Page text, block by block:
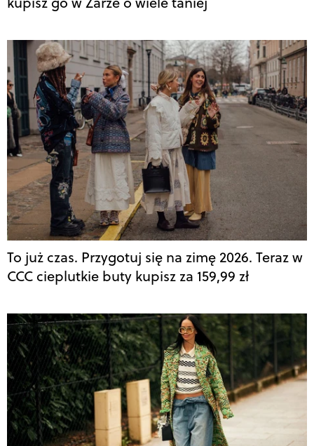
To już czas. Przygotuj się na zimę 2026. Teraz w
CCC cieplutkie buty kupisz za 159,99 zł